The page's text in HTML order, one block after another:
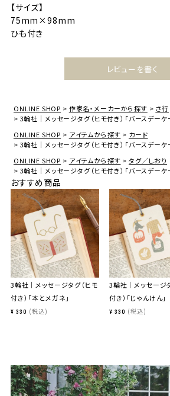
【サイズ】
75mm×98mm
ひも付き
レビューを書く
ONLINE SHOP 作家名・メーカーから探す さ行
3輪社｜メッセージタグ（ヒモ付き）「バースデーケ
ONLINE SHOP
アイテムから探す
カード
3輪社｜メッセージタグ（ヒモ付き）「バースデーケ
ONLINE SHOP
アイテムから探す
タグ／しおり
3輪社｜メッセージタグ（ヒモ付き）「バースデーケ
おすすめ商品
3輪社｜メッセージタグ（ヒモ
付き）「本とメガネ」
¥ 330 税込
3輪社｜メッセージ
付き）「じゃんけん」
¥ 330 税込